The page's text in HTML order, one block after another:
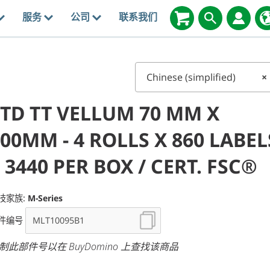
服务 公司 联系我们
×
Chinese (simplified)
TT VELLUM 70 MM X
- 4 ROLLS X 860
3440 PER BOX / CERT. FSC®
家族: M-Series
编号
此部件号以在 BuyDomino 上查找该商品